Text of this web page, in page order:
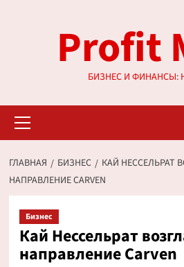
содержимомуProfit
БИЗНЕС И ФИНАНСЫ:
меню
ГЛАВНАЯ БИЗНЕС
КАЙ НЕССЕЛЬРАТ
НАПРАВЛЕНИЕ CARVEN
Бизнес
Кай Нессельрат
направление Carven